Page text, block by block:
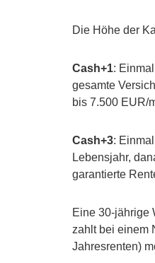
Die Höhe der
Cash+1:
gesamte
bis 7.500 EUR/
Cash+3:
Lebensjahr,
garantierte
Eine 30-jährige
zahlt bei einem
Jahresrenten)